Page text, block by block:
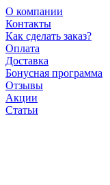
О компании
Контакты
Как сделать заказ?
Оплата
Доставка
Бонусная программа
Отзывы
Акции
Статьи